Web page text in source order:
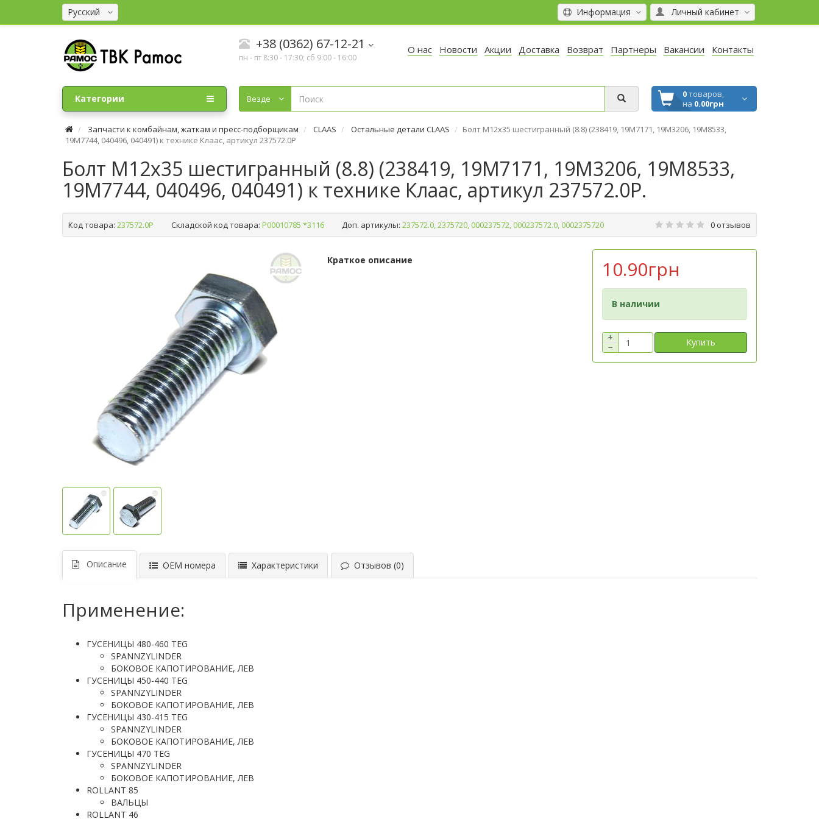
Русский Личный кабинет
Информация
+38 (0362) 67-12-21
пн - пт 8:30 - 17:30; сб 9:00 - 16:00
О нас Новости Акции Доставка Возврат Партнеры Вакансии Контакты
Везде 0товаров,
на 0.00грн
Категории
Запчасти к комбайнам, жаткам и пресс-подборщикам CLAAS Остальные детали CLAAS
Болт М12х35 шестигранный (8.8) (238419, 19M7171, 19M3206, 19M8533,
19M7744, 040496, 040491) к технике Клаас, артикул 237572.0P
Болт М12х35 шестигранный (8.8) (238419, 19M7171, 19M3206, 19M8533,
19M7744, 040496, 040491) к технике Клаас, артикул 237572.0P.
Код товара: 237572.0P Складской код товара: Р00010785 *3116 Доп. артикулы: 237572.0, 2375720, 000237572, 000237572.0, 0002375720 0 отзывов
Краткое описание 10.90грн
В наличии
+
−
Купить
Описание ОЕМ номера Характеристики Отзывов (0)
Применение:
ГУСЕНИЦЫ 480-460 TEG
SPANNZYLINDER
БОКОВОЕ КАПОТИРОВАНИЕ, ЛЕВ
ГУСЕНИЦЫ 450-440 TEG
SPANNZYLINDER
БОКОВОЕ КАПОТИРОВАНИЕ, ЛЕВ
ГУСЕНИЦЫ 430-415 TEG
SPANNZYLINDER
БОКОВОЕ КАПОТИРОВАНИЕ, ЛЕВ
ГУСЕНИЦЫ 470 TEG
SPANNZYLINDER
БОКОВОЕ КАПОТИРОВАНИЕ, ЛЕВ
ROLLANT 85
ВАЛЬЦЫ
ROLLANT 46